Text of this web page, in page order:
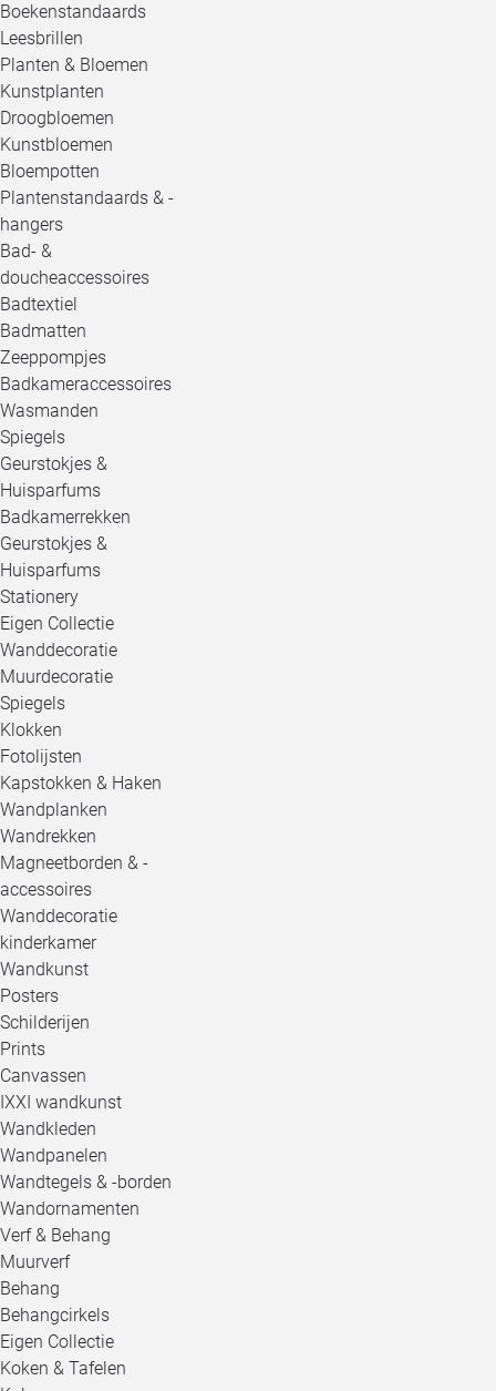
Boekenstandaards
Leesbrillen
Planten & Bloemen
Kunstplanten
Droogbloemen
Kunstbloemen
Bloempotten
Plantenstandaards & -
hangers
Bad- &
doucheaccessoires
Badtextiel
Badmatten
Zeeppompjes
Badkameraccessoires
Wasmanden
Spiegels
Geurstokjes &
Huisparfums
Badkamerrekken
Geurstokjes &
Huisparfums
Stationery
Eigen Collectie
Wanddecoratie
Muurdecoratie
Spiegels
Klokken
Fotolijsten
Kapstokken & Haken
Wandplanken
Wandrekken
Magneetborden & -
accessoires
Wanddecoratie
kinderkamer
Wandkunst
Posters
Schilderijen
Prints
Canvassen
IXXI wandkunst
Wandkleden
Wandpanelen
Wandtegels & -borden
Wandornamenten
Verf & Behang
Muurverf
Behang
Behangcirkels
Eigen Collectie
Koken & Tafelen